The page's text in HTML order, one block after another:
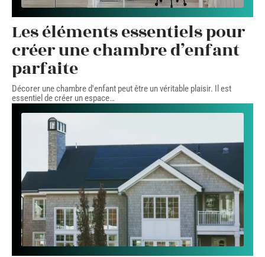
Les éléments essentiels pour
créer une chambre d’enfant
parfaite
Décorer une chambre d'enfant peut être un véritable plaisir. Il est
essentiel de créer un espace…